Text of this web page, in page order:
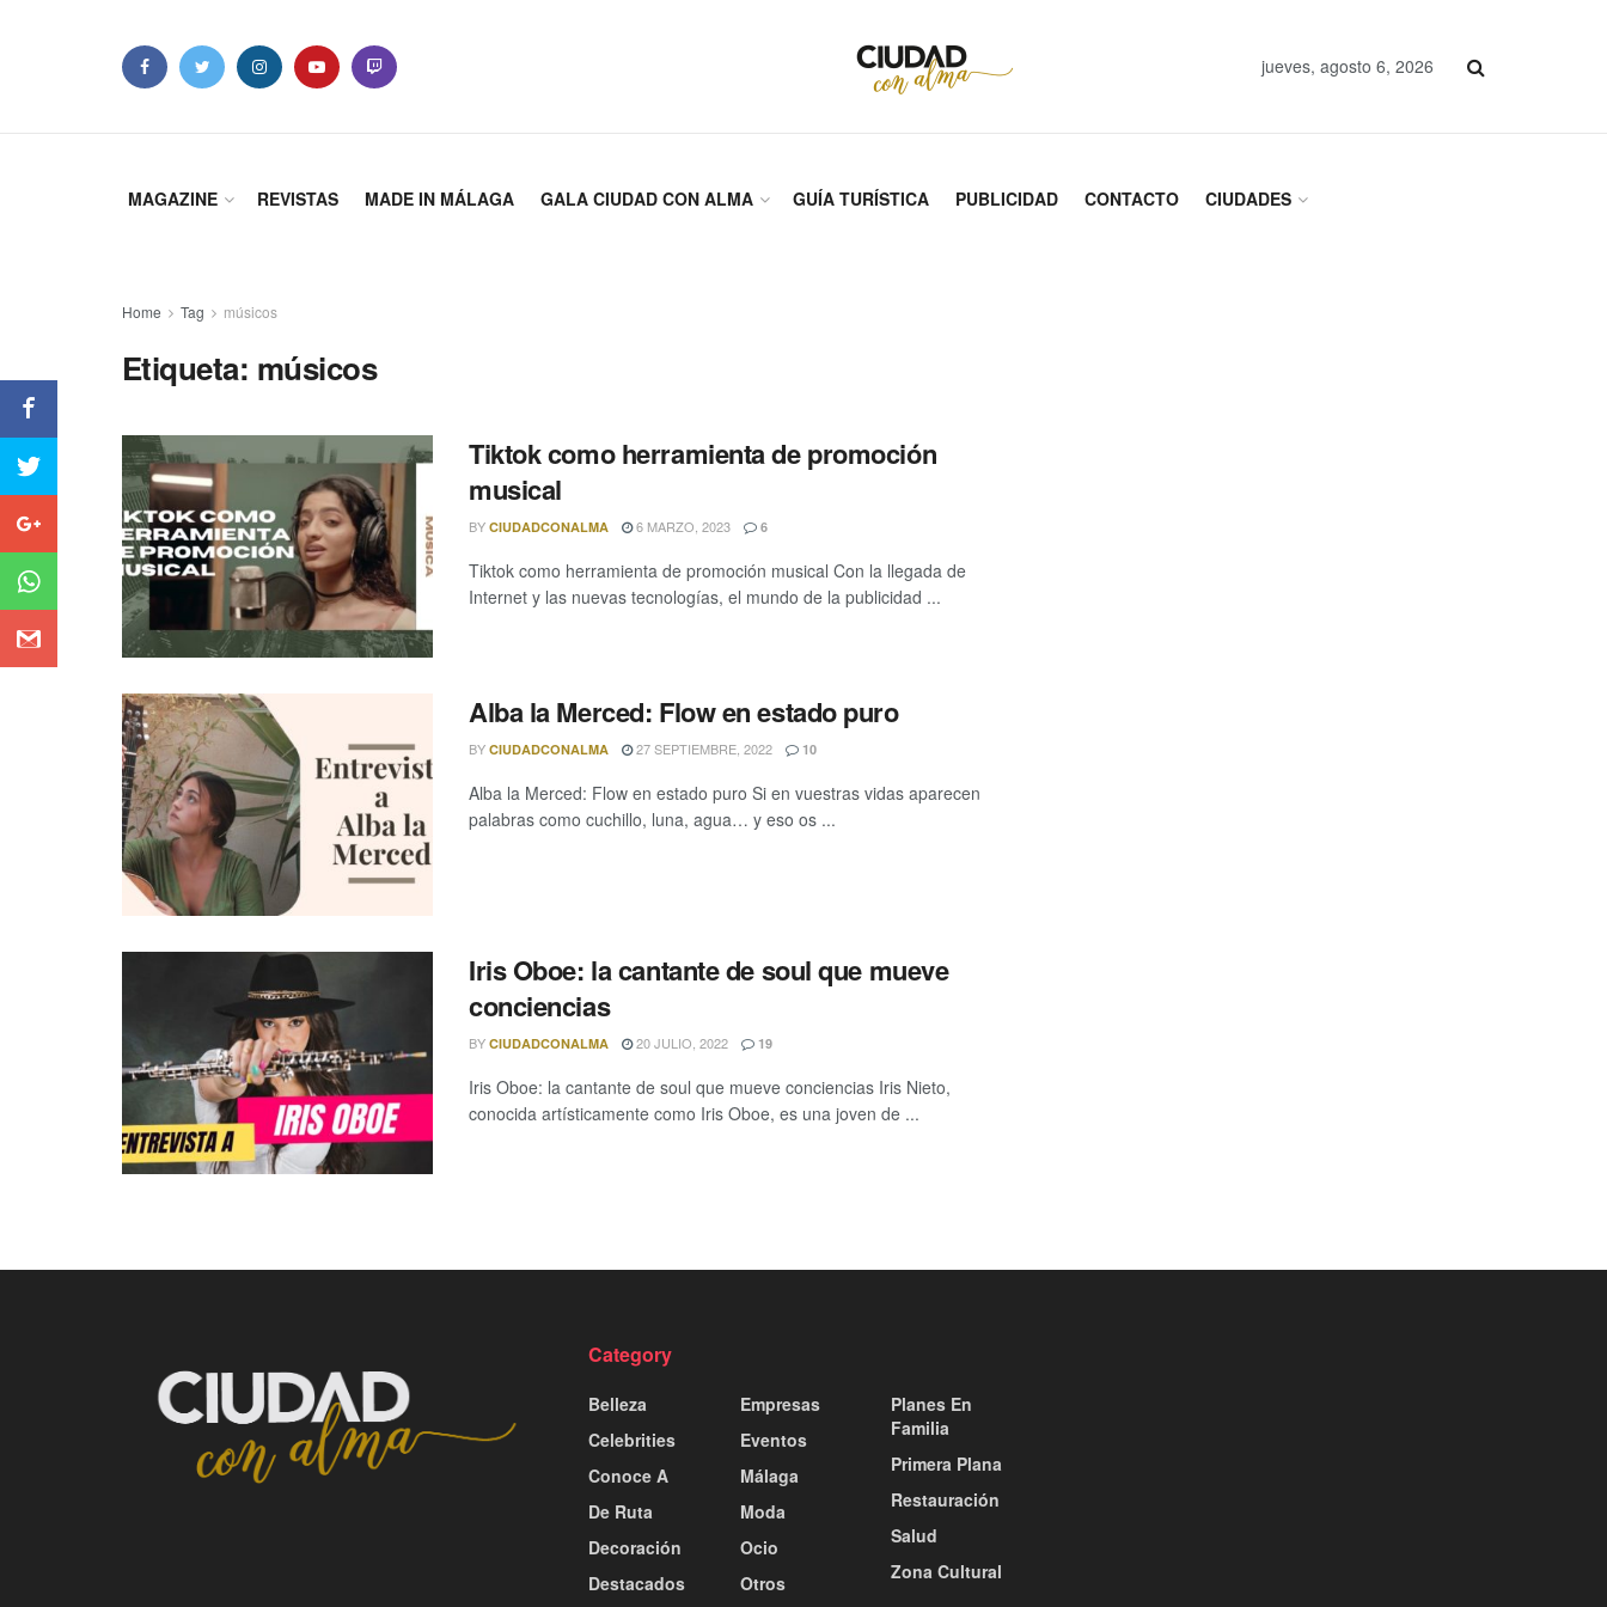
jueves, agosto 6, 2026
MAGAZINE REVISTAS MADE IN MÁLAGA GALA CIUDAD CON ALMA GUÍA TURÍSTICA PUBLICIDAD CONTACTO CIUDADES
Home Tag músicos
Etiqueta: músicos
Tiktok como herramienta de promoción
musical
BY CIUDADCONALMA 6 MARZO, 2023 6
Tiktok como herramienta de promoción musical Con la llegada de
Internet y las nuevas tecnologías, el mundo de la publicidad ...
Alba la Merced: Flow en estado puro
BY CIUDADCONALMA 27 SEPTIEMBRE, 2022 10
Alba la Merced: Flow en estado puro Si en vuestras vidas aparecen
palabras como cuchillo, luna, agua… y eso os ...
Iris Oboe: la cantante de soul que mueve
conciencias
BY CIUDADCONALMA 20 JULIO, 2022 19
Iris Oboe: la cantante de soul que mueve conciencias Iris Nieto,
conocida artísticamente como Iris Oboe, es una joven de ...
Category
Belleza
Celebrities
Conoce A
De Ruta
Decoración
Destacados
Empresas
Eventos
Málaga
Moda
Ocio
Otros
Planes En
Familia
Primera Plana
Restauración
Salud
Zona Cultural